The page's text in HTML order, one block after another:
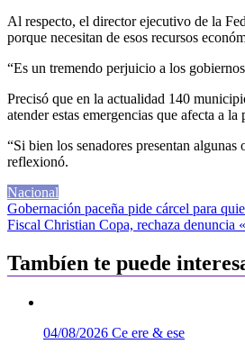
Al respecto, el director ejecutivo de la
porque necesitan de esos recursos
“Es un tremendo perjuicio a los
Precisó que en la actualidad 140
atender estas emergencias que afecta a la
“Si bien los senadores presentan
reflexionó.
Nacional
Navegación
de
entradas
Gobernación paceña pide cárcel para
Fiscal Christian Copa, rechaza denuncia
Tambíen te puede
04/08/2026 Ce ere & ese